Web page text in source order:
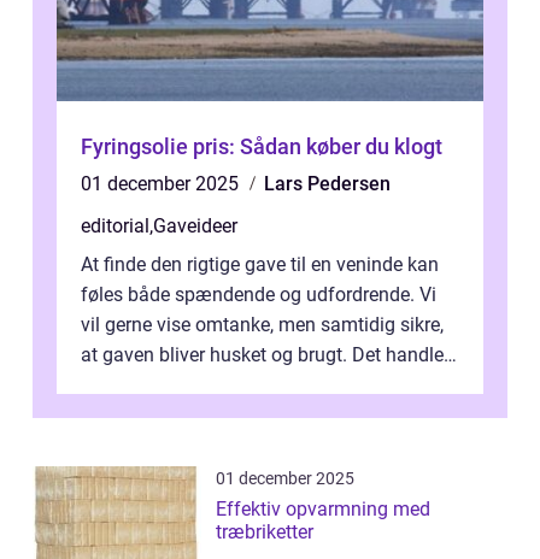
Fyringsolie pris: Sådan køber du klogt
01 december 2025
Lars Pedersen
editorial,Gaveideer
At finde den rigtige gave til en veninde kan
føles både spændende og udfordrende. Vi
vil gerne vise omtanke, men samtidig sikre,
at gaven bliver husket og brugt. Det handler
01 december 2025
Effektiv opvarmning med
træbriketter